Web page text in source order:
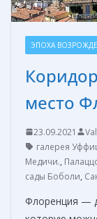
ЭПОХА
место
23.09.2021
галерея
Медичи.,
сады Боболи,
Флоренция —